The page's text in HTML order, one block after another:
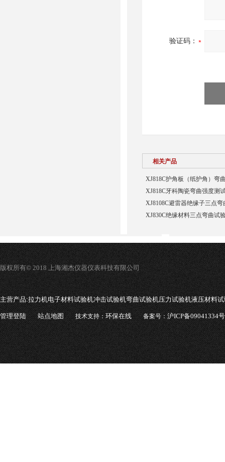
验证码：
相关产品
XJ818C护角板（纸护角）弯
XJ818C牙科陶瓷弯曲强度测
XJ8108C避雷器绝缘子三点弯
XJ830C绝缘材料三点弯曲试
版权所有© 2018 上海湘杰仪器仪表科技有限公司
主营产品:拉力机电子材料试验机冲击试验机弯曲试验机压力试验机液压材料
管理登陆 站点地图 技术支持：环保在线 备案号：沪ICP备09041334